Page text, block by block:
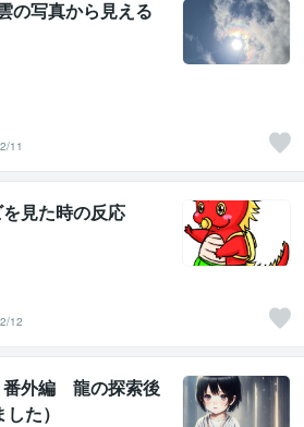
の写真から見える
11
見た時の反応
12
外編 龍の探索後
た）